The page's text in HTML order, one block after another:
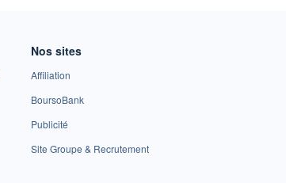
Nos sites
Affiliation
BoursoBank
Publicité
Site Groupe & Recrutement